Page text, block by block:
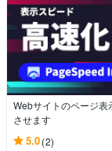
Webサイトのページ表
させます
5.0(2)